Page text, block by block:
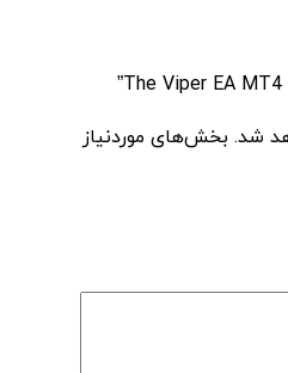
شد. بخش‌های موردنیاز